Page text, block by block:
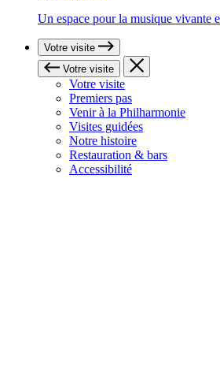
Un espace pour la musique vivante
Votre visite
Votre visite
Votre visite
Premiers pas
Venir à la Philharmonie
Visites guidées
Notre histoire
Restauration & bars
Accessibilité